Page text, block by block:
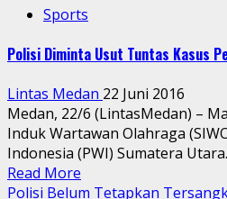
Sports
Polisi Diminta Usut Tuntas Kasus
Lintas Medan 22 Juni 2016
Medan, 22/6 (LintasMedan) –
Induk Wartawan Olahraga
Indonesia (PWI) Sumatera
Read More
Polisi Belum Tetapkan